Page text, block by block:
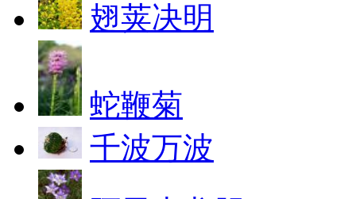
翅荚决明
蛇鞭菊
千波万波